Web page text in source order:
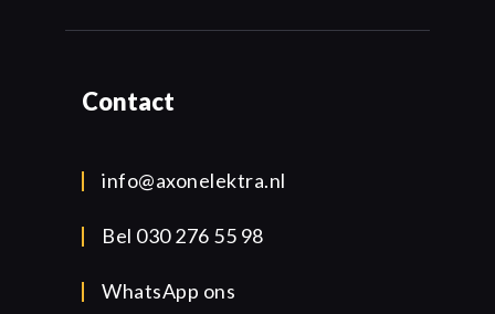
Contact
info@axonelektra.nl
Bel 030 276 55 98
WhatsApp ons